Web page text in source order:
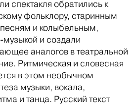
спектакля обратились к
фольклору, старинным
и колыбельным,
музыкой и создали
аналогов в театральной
Ритмическая и словесная
в этом необычном
музыки, вокала,
и танца. Русский текст